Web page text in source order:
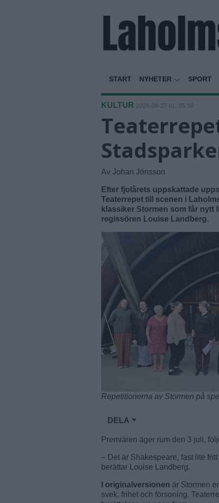
START NYHETER SPORT
KULTUR 2026-06-27 KL. 05:58
Av Johan Jönsson
Efter fjolårets uppskattade
Teaterrepet till scenen i
klassiker Stormen som får nytt
regissören Louise Landberg.
Repetitionerna av Stormen på
DELA
Premiären äger rum den 3 juli,
– Det är Shakespeare, fast lite
berättar Louise Landberg.
I originalversionen är Stormen
svek, frihet och försoning.